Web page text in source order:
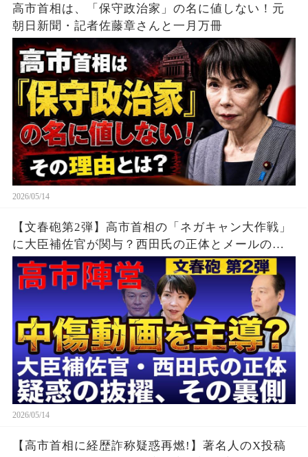
高市首相は、「保守政治家」の名に値しない！元
朝日新聞・記者佐藤章さんと一月万冊
2026/05/14
【文春砲第2弾】高市首相の「ネガキャン大作戦」
に大臣補佐官が関与？西田氏の正体とメールの衝
撃内容
2026/05/14
【高市首相に経歴詐称疑惑再燃!】著名人のX投稿